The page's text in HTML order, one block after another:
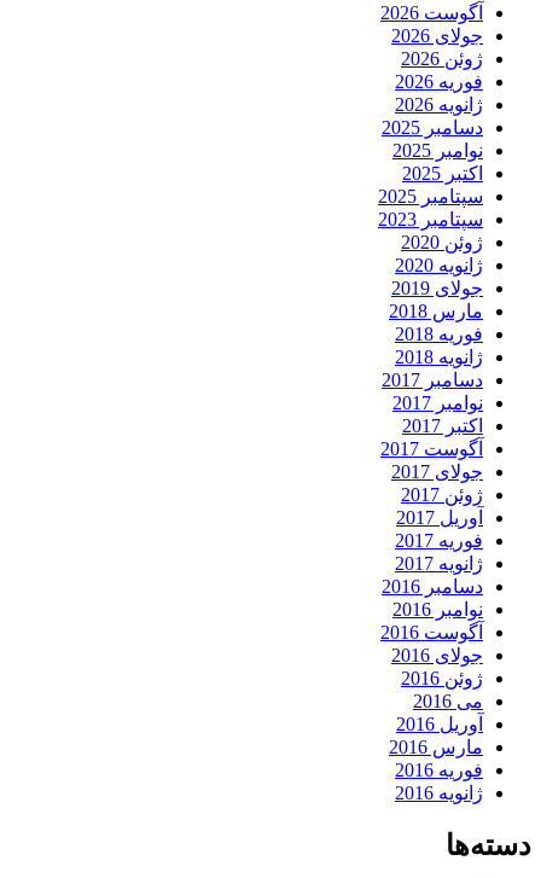
آگوست 2026
جولای 2026
ژوئن 2026
فوریه 2026
ژانویه 2026
دسامبر 2025
نوامبر 2025
اکتبر 2025
سپتامبر 2025
سپتامبر 2023
ژوئن 2020
ژانویه 2020
جولای 2019
مارس 2018
فوریه 2018
ژانویه 2018
دسامبر 2017
نوامبر 2017
اکتبر 2017
آگوست 2017
جولای 2017
ژوئن 2017
آوریل 2017
فوریه 2017
ژانویه 2017
دسامبر 2016
نوامبر 2016
آگوست 2016
جولای 2016
ژوئن 2016
می 2016
آوریل 2016
مارس 2016
فوریه 2016
ژانویه 2016
دسته‌ها